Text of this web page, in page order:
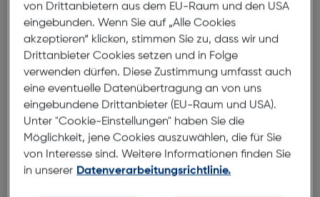
Fertiglesebrille KLH236-2 +3.50
ArtNr.: 890629273
Mit unserer modischen Lesehilfe erhalten Sie nicht
nur eine praktische Unterstützung für Ihre
Lesemomente, sondern auch ein schickes
Accessoire. Die elegante Farbe verleiht Ihrer Brille
einen Hauch von Eleganz und passt zu jedem Outfit.
Die moderne Form wurde speziell entwickelt, um eine
angenehme Passform und einen trendigen Look zu
von Drittanbietern aus dem EU-Raum und den USA
eingebunden. Wenn Sie auf „Alle Cookies
akzeptieren“ klicken, stimmen Sie zu, dass wir und
Drittanbieter Cookies setzen und in Folge
verwenden dürfen. Diese Zustimmung umfasst auch
eine eventuelle Datenübertragung an von uns
eingebundene Drittanbieter (EU-Raum und USA).
Unter "Cookie-Einstellungen" haben Sie die
Möglichkeit, jene Cookies auszuwählen, die für Sie
von Interesse sind. Weitere Informationen finden Sie
in unserer Datenverarbeitungsrichtlinie.